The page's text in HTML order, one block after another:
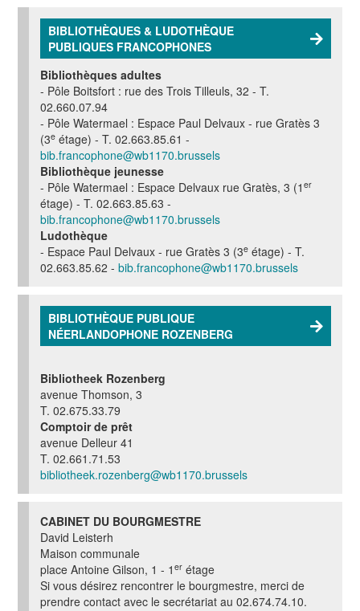
BIBLIOTHÈQUES & LUDOTHÈQUE
PUBLIQUES FRANCOPHONES
Bibliothèques adultes
- Pôle Boitsfort : rue des Trois Tilleuls, 32 - T.
02.660.07.94
- Pôle Watermael : Espace Paul Delvaux - rue Gratès 3
(3e étage) - T. 02.663.85.61 -
bib.francophone@wb1170.brussels
Bibliothèque jeunesse
- Pôle Watermael : Espace Delvaux rue Gratès, 3 (1er
étage) - T. 02.663.85.63 -
bib.francophone@wb1170.brussels
Ludothèque
- Espace Paul Delvaux - rue Gratès 3 (3e étage) - T.
02.663.85.62 -bib.francophone@wb1170.brussels
BIBLIOTHÈQUE PUBLIQUE
NÉERLANDOPHONE ROZENBERG
Bibliotheek Rozenberg
avenue Thomson, 3
T. 02.675.33.79
Comptoir de prêt
avenue Delleur 41
T. 02.661.71.53
bibliotheek.rozenberg@wb1170.brussels
CABINET DU BOURGMESTRE
David Leisterh
Maison communale
place Antoine Gilson, 1 - 1er étage
Si vous désirez rencontrer le bourgmestre, merci de
prendre contact avec le secrétariat au 02.674.74.10.